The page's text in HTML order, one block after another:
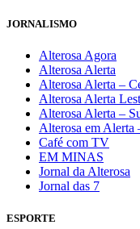
JORNALISMO
Alterosa Agora
Alterosa Alerta
Alterosa Alerta –
Alterosa Alerta
Alterosa Alerta –
Alterosa em Alerta
Café com TV
EM MINAS
Jornal da Alterosa
Jornal das 7
ESPORTE